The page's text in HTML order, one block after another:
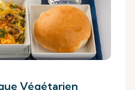
Végétarien